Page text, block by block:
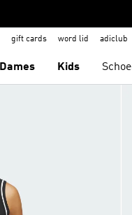
gift cards word lid adiclub
Dames Kids